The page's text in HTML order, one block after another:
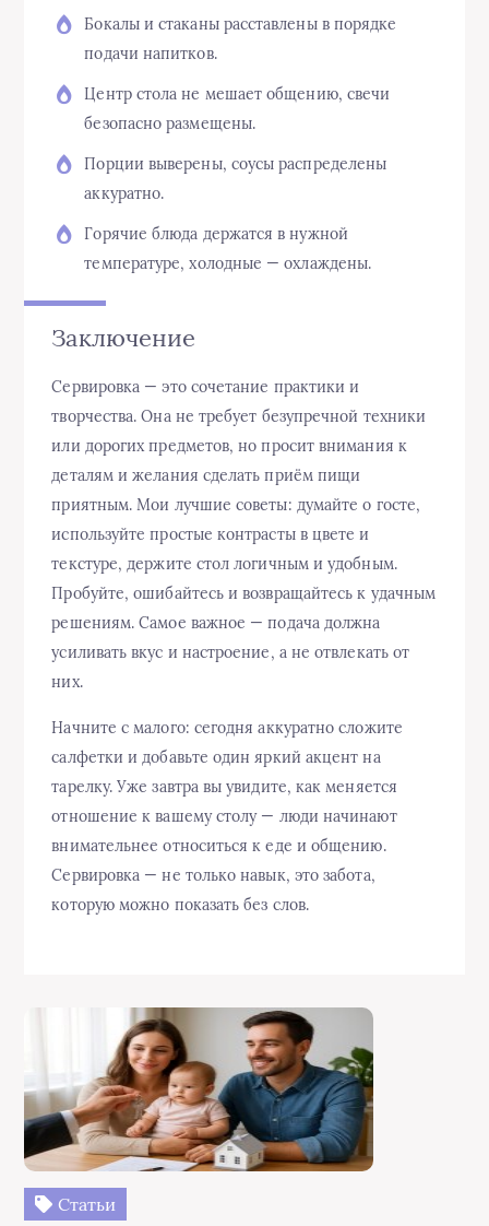
Бокалы и стаканы расставлены в порядке
подачи напитков.
Центр стола не мешает общению, свечи
безопасно размещены.
Порции выверены, соусы распределены
аккуратно.
Горячие блюда держатся в нужной
температуре, холодные — охлаждены.
Заключение
Сервировка — это сочетание практики и
творчества. Она не требует безупречной техники
или дорогих предметов, но просит внимания к
деталям и желания сделать приём пищи
приятным. Мои лучшие советы: думайте о госте,
используйте простые контрасты в цвете и
текстуре, держите стол логичным и удобным.
Пробуйте, ошибайтесь и возвращайтесь к удачным
решениям. Самое важное — подача должна
усиливать вкус и настроение, а не отвлекать от
них.
Начните с малого: сегодня аккуратно сложите
салфетки и добавьте один яркий акцент на
тарелку. Уже завтра вы увидите, как меняется
отношение к вашему столу — люди начинают
внимательнее относиться к еде и общению.
Сервировка — не только навык, это забота,
которую можно показать без слов.
Статьи